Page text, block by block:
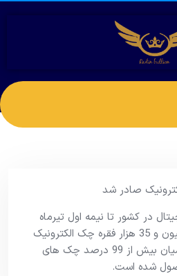
صادر شد
در کشور تا نیمه اول تیرماه
سال جاری، بیش از دو میلیون و 35 هزار فقره چک الکترونیک
ثبت شده است که از این میان بیش از 99 درصد چک های
شده است.